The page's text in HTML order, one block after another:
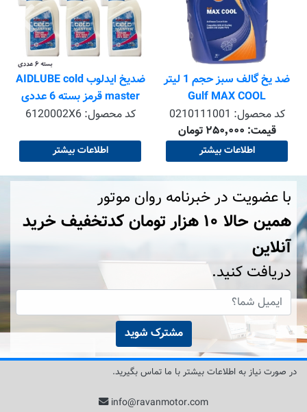
ضد یخ گالف سبز حجم 1 لیتر
Gulf MAX COOL
کد محصول: 0210111001
قیمت: ۲۵۰٬۰۰۰ تومان
اطلاعات بیشتر
ضدیخ ایدلوب AIDLUBE cold
master قرمز بسته 6 عددی
ارسال به شهرستان فقط با
کد محصول:6120002X6
اطلاعات بیشتر
با عضویت در خبرنامه روان موتور
همین حالا ۱۰ هزار تومان کد‌تخفیف خرید
آنلاین
دریافت کنید.
مشترک شوید
در صورت نیاز به اطلاعات بیشتر با ما تماس بگیرید.
info@ravanmotor.com